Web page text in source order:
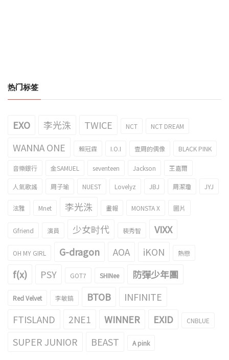
热门标签
EXO 李光洙 TWICE NCT NCT DREAM
WANNA ONE 賴冠霖 I.O.I 壹周的偶像 BLACK PINK
音樂銀行 金SAMUEL seventeen Jackson 王嘉爾
人氣歌謠 周子瑜 NUEST Lovelyz JBJ 周潔瓊 JYJ
泫雅 Mnet 李光洙 畫報 MONSTA X 圖片
Gfriend 演員 少女时代 裴秀智 VIXX
OH MY GIRL G-dragon AOA iKON 熱戀
f(x) PSY GOT7 SHINee 防彈少年團
Red Velvet 李敏鎬 BTOB
INFINITE
FTISLAND
2NE1 WINNER EXID CNBLUE
SUPER JUNIOR BEAST A pink